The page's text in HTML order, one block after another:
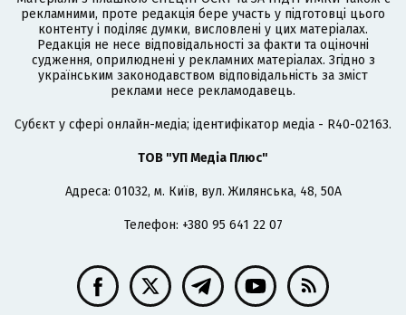
рекламними, проте редакція бере участь у підготовці цього
контенту і поділяє думки, висловлені у цих матеріалах.
Редакція не несе відповідальності за факти та оціночні
судження, оприлюднені у рекламних матеріалах. Згідно з
українським законодавством відповідальність за зміст
реклами несе рекламодавець.
Cубєкт у сфері онлайн-медіа; ідентифікатор медіа - R40-02163.
ТОВ "УП Медіа Плюс"
Адреса: 01032, м. Київ, вул. Жилянська, 48, 50А
Телефон: +380 95 641 22 07